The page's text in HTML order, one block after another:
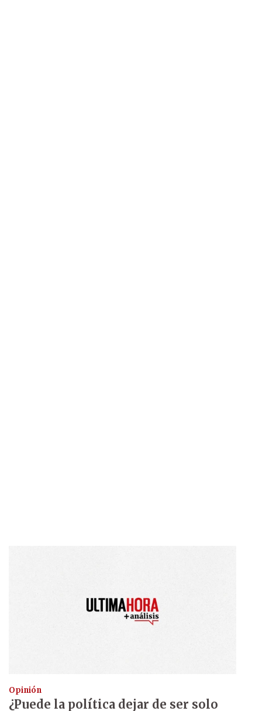
Opinión
¿Puede la política dejar de ser solo